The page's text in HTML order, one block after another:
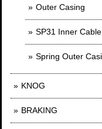
Outer Casing
SP31 Inner Cable
Spring Outer
KNOG
BRAKING